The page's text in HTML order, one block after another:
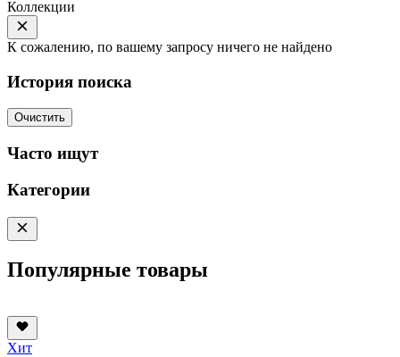
Коллекции
К сожалению, по вашему запросу ничего не найдено
История поиска
Очистить
Часто ищут
Категории
Популярные товары
Хит